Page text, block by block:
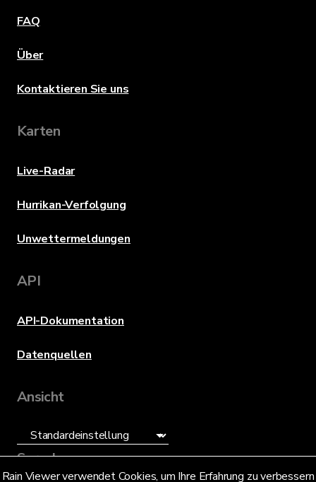
Rain Viewer verwendet Cookies, um Ihre Erfahrung zu verbessern
FAQ
Über
Kontaktieren Sie uns
Karten
Live-Radar
Hurrikan-Verfolgung
Unwettermeldungen
API
API-Dokumentation
Datenquellen
Ansicht
Sprache